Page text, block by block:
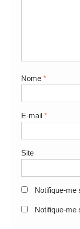
Nome *
E-mail *
Site
Notifique-me
Notifique-me